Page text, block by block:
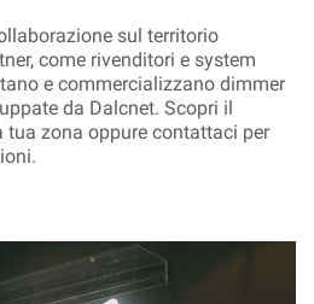
sul territorio
come rivenditori e system
e commercializzano dimmer
da Dalcnet. Scopri il
zona oppure contattaci per